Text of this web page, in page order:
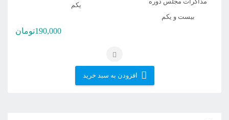
جدیدترین
یکم
190,000تومان
افزودن به سبد خرید